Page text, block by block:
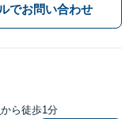
でお問い合わせ
から徒歩1分